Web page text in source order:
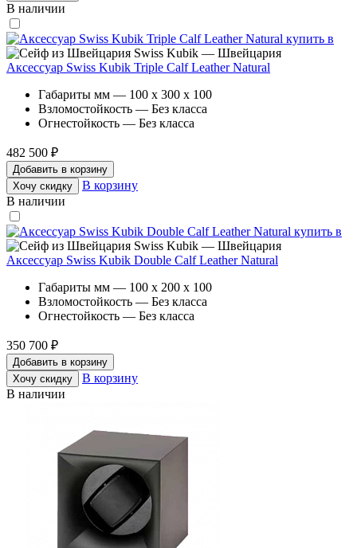
В наличии
Swiss Kubik — Швейцария
Аксессуар Swiss Kubik Triple Calf Leather Natural
Габариты мм — 100 x 300 x 100
Взломостойкость — Без класса
Огнестойкость — Без класса
482 500 ₽
Добавить в корзину
Хочу скидку
В корзину
В наличии
Swiss Kubik — Швейцария
Аксессуар Swiss Kubik Double Calf Leather Natural
Габариты мм — 100 x 200 x 100
Взломостойкость — Без класса
Огнестойкость — Без класса
350 700 ₽
Добавить в корзину
Хочу скидку
В корзину
В наличии